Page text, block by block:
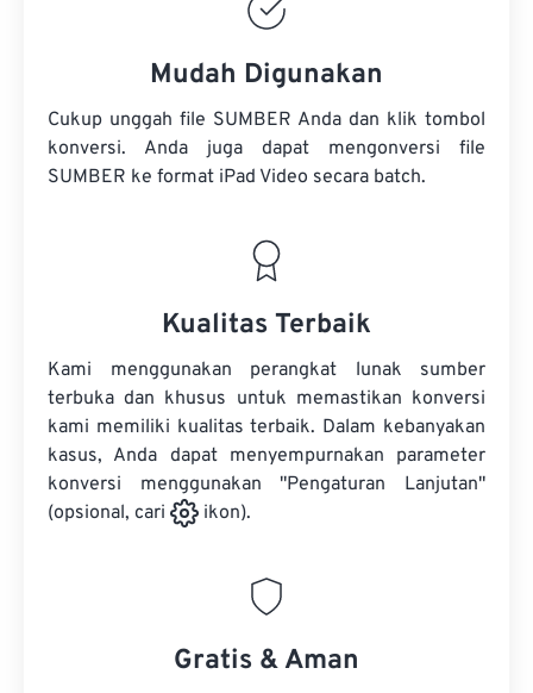
Mudah Digunakan
Cukup unggah file SUMBER Anda dan klik tombol
konversi. Anda juga dapat mengonversi file
SUMBER ke format iPad Video secara batch.
Kualitas Terbaik
Kami menggunakan perangkat lunak sumber
terbuka dan khusus untuk memastikan konversi
kami memiliki kualitas terbaik. Dalam kebanyakan
kasus, Anda dapat menyempurnakan parameter
konversi menggunakan "Pengaturan Lanjutan"
(opsional, cari
ikon).
Gratis & Aman